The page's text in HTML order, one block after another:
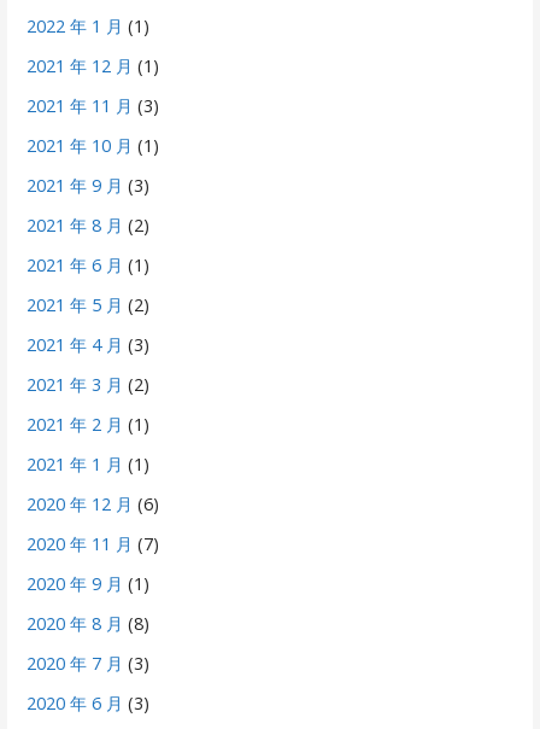
2022 年 1 月 (1)
2021 年 12 月 (1)
2021 年 11 月 (3)
2021 年 10 月 (1)
2021 年 9 月 (3)
2021 年 8 月 (2)
2021 年 6 月 (1)
2021 年 5 月 (2)
2021 年 4 月 (3)
2021 年 3 月 (2)
2021 年 2 月 (1)
2021 年 1 月 (1)
2020 年 12 月 (6)
2020 年 11 月 (7)
2020 年 9 月 (1)
2020 年 8 月 (8)
2020 年 7 月 (3)
2020 年 6 月 (3)